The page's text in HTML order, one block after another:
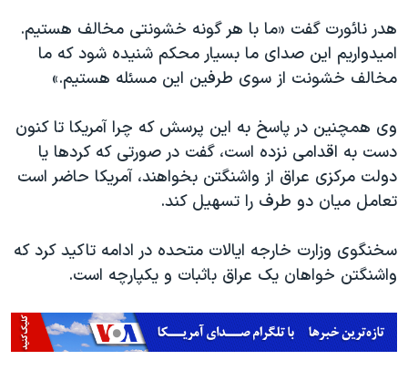
اسرائیل در جنگ
نرگس محمدی برنده جایزه نوبل صلح
همایش محافظه‌کاران آمریکا «سی‌پک»
صفحه‌های ویژه
سفر پرزیدنت ترامپ به چین
هدر نائورت گفت «ما با هر گونه خشونتی مخالف هستیم.
امیدواریم این صدای ما بسیار محکم شنیده شود که ما
مخالف خشونت از سوی طرفین این مسئله هستیم.»
وی همچنین در پاسخ به این پرسش که چرا آمریکا تا کنون
دست به اقدامی نزده است، گفت در صورتی که کردها یا
دولت مرکزی عراق از واشنگتن بخواهند، آمریکا حاضر است
تعامل میان دو طرف را تسهیل کند.
سخنگوی وزارت خارجه ایالات متحده در ادامه تاکید کرد که
واشنگتن خواهان یک عراق باثبات و یکپارچه است.